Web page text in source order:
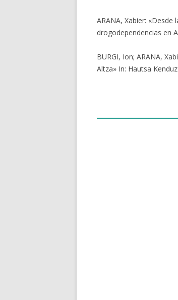
ARANA, Xabier:
drogodependencias en
BURGI, Ion; ARANA,
Altza» In: Hautsa